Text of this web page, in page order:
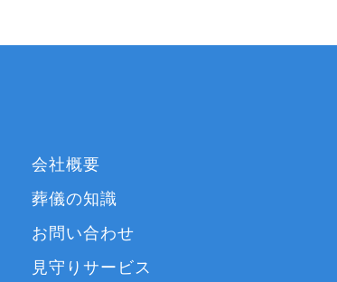
会社概要
葬儀の知識
お問い合わせ
見守りサービス